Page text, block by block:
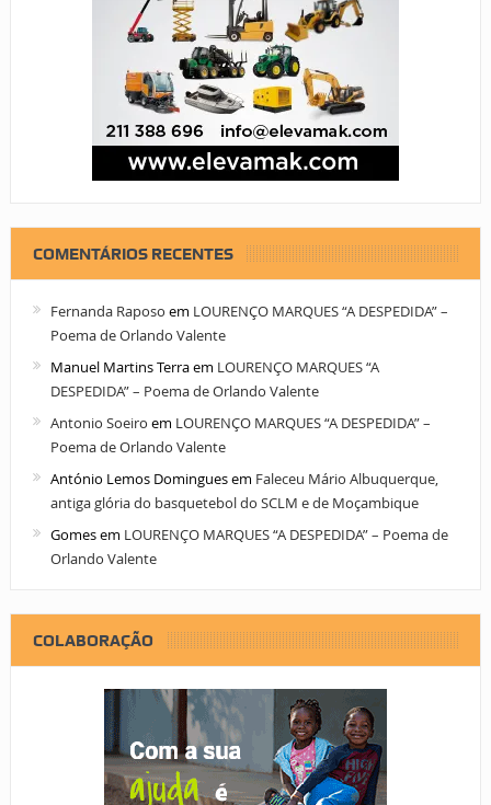
COMENTÁRIOS RECENTES
Fernanda Raposo em LOURENÇO MARQUES “A DESPEDIDA” –
Poema de Orlando Valente
Manuel Martins Terraem LOURENÇO MARQUES “A
DESPEDIDA” – Poema de Orlando Valente
Antonio Soeiro em LOURENÇO MARQUES “A DESPEDIDA” –
Poema de Orlando Valente
António Lemos Dominguesem Faleceu Mário Albuquerque,
antiga glória do basquetebol do SCLM e de Moçambique
Gomesem LOURENÇO MARQUES “A DESPEDIDA” – Poema de
Orlando Valente
COLABORAÇÃO